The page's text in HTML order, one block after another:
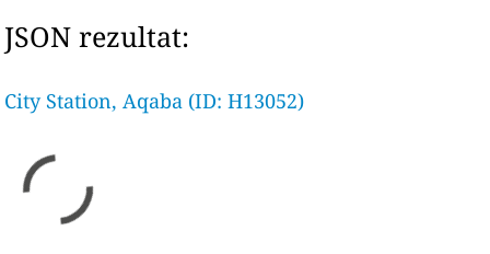
JSON rezultat:
City Station, Aqaba (ID: H13052)